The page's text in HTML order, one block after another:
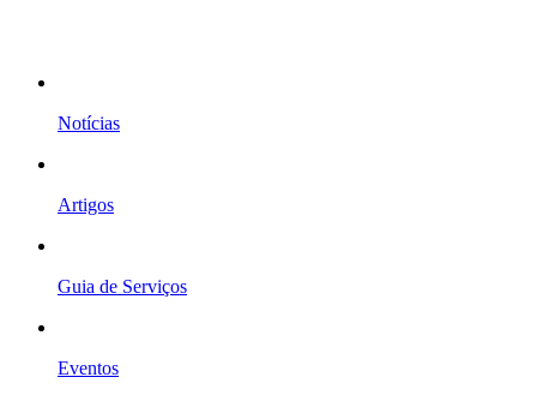
Notícias
Artigos
Guia de Serviços
Eventos